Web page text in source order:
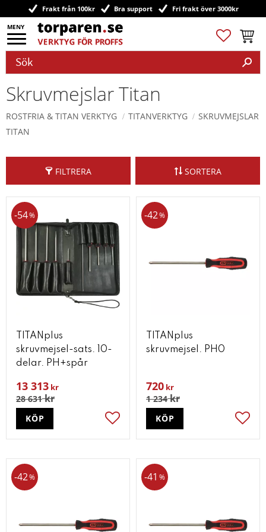
Meny
Frakt från 100kr Bra support Fri frakt över 3000kr
Favoriter
Skruvmejslar Titan
ROSTFRIA & TITAN VERKTYG TITANVERKTYG
SKRUVMEJSLAR
TITAN
FILTRERA SORTERA
TITANplus
skruvmejsel-sats. 10-
delar. PH+spår
13 313 kr
28 631kr
54%
Lägg till i favoriter
KÖP
TITANplus
skruvmejsel. PH0
720 kr
1 234kr
42%
KÖP
42% 41 %